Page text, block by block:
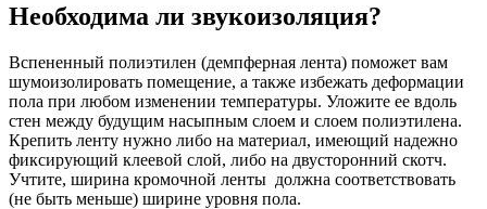
Необходима ли звукоизоляция?
Вспененный полиэтилен (демпферная лента) поможет вам
шумоизолировать помещение, а также избежать деформации
пола при любом изменении температуры. Уложите ее вдоль
стен между будущим насыпным слоем и слоем полиэтилена.
Крепить ленту нужно либо на материал, имеющий надежно
фиксирующий клеевой слой, либо на двусторонний скотч.
Учтите, ширина кромочной ленты должна соответствовать
(не быть меньше) ширине уровня пола.